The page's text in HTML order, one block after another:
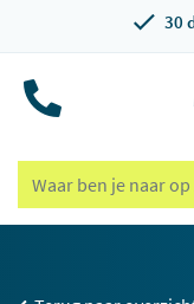
30